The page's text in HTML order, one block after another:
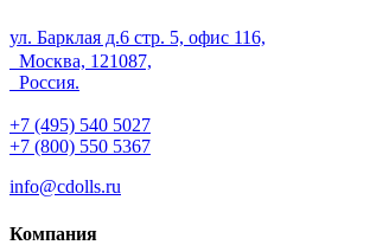
ул. Барклая д.6 стр. 5, офис 116,
Москва, 121087,
Россия.
+7 (495) 540 5027
+7 (800) 550 5367
info@cdolls.ru
Компания